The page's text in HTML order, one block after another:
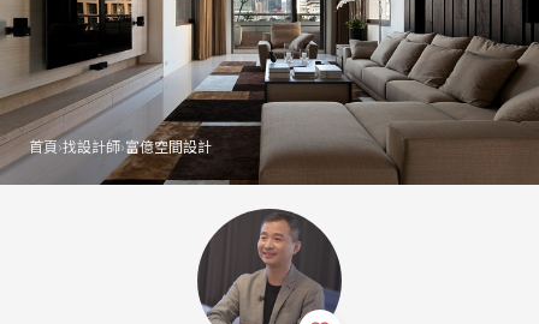
首頁›找設計師›富億空間設計